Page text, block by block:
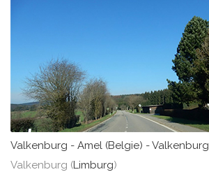
Valkenburg - Amel (Belgie) - Valkenburg
Valkenburg (Limburg)